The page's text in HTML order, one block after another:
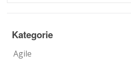
Kategorie
Agile